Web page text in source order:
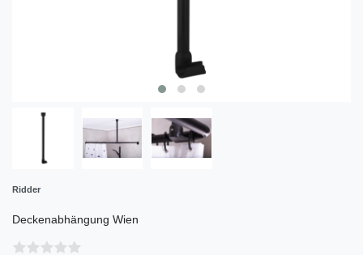
Ridder
Deckenabhängung Wien